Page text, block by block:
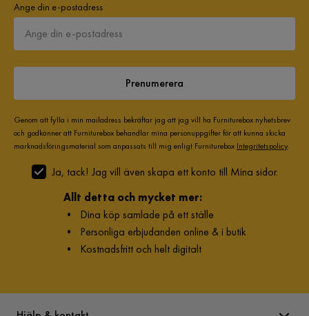
Ange din e-postadress
Prenumerera
Genom att fylla i min mailadress bekräftar jag att jag vill ha Furniturebox nyhetsbrev
och godkänner att Furniturebox behandlar mina personuppgifter för att kunna skicka
marknadsföringsmaterial som anpassats till mig enligt Furniturebox Integritetspolicy.
Ja, tack! Jag vill även skapa ett konto till Mina sidor.
Allt detta och mycket mer:
• Dina köp samlade på ett ställe
• Personliga erbjudanden online & i butik
• Kostnadsfritt och helt digitalt